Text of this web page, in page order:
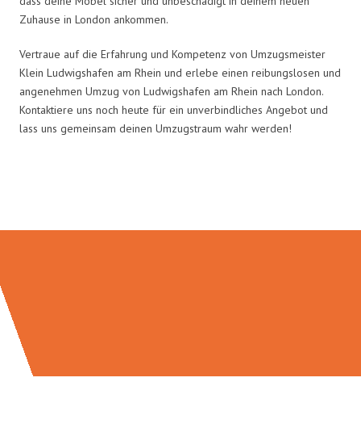
Zuhause in London ankommen.
Vertraue auf die Erfahrung und Kompetenz von Umzugsmeister
Klein Ludwigshafen am Rhein und erlebe einen reibungslosen und
angenehmen Umzug von Ludwigshafen am Rhein nach London.
Kontaktiere uns noch heute für ein unverbindliches Angebot und
lass uns gemeinsam deinen Umzugstraum wahr werden!